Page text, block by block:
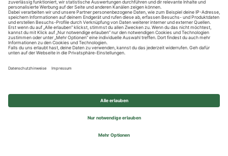
Impressum
Privatsphäre-Einstellungen
© 2026 REWE Group - All rights reserved